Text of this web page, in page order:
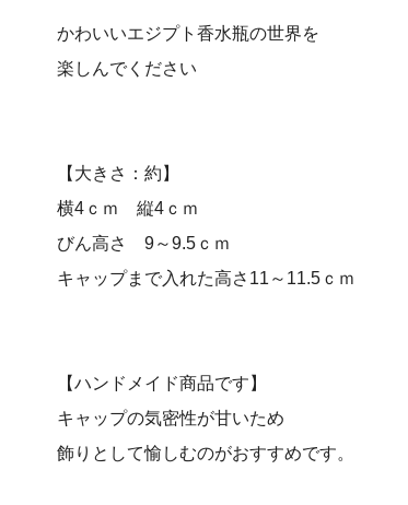
かわいいエジプト香水瓶の世界を
楽しんでください
【大きさ：約】
横4ｃｍ 縦4ｃｍ
びん高さ 9～9.5ｃｍ
キャップまで入れた高さ11～11.5ｃｍ
【ハンドメイド商品です】
キャップの気密性が甘いため
飾りとして愉しむのがおすすめです。